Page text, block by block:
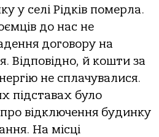
у селі Рідків померла.
до нас не
договору на
Відповідно, й кошти за
не сплачувалися.
підставах було
відключення будинку
На місці